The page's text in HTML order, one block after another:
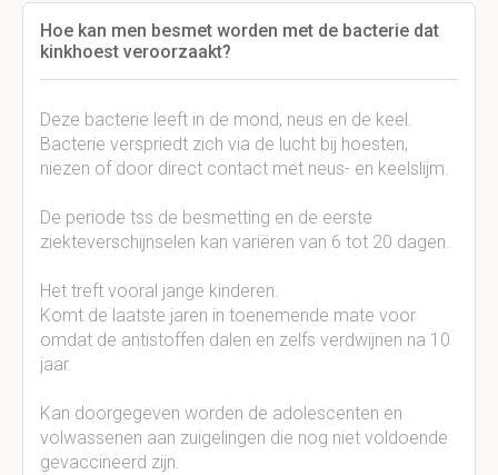
Hoe kan men besmet worden met de bacterie dat
kinkhoest veroorzaakt?
Deze bacterie leeft in de mond, neus en de keel.
Bacterie verspriedt zich via de lucht bij hoesten,
niezen of door direct contact met neus- en keelslijm.
De periode tss de besmetting en de eerste
ziekteverschijnselen kan variëren van 6 tot 20 dagen.
Het treft vooral jange kinderen.
Komt de laatste jaren in toenemende mate voor
omdat de antistoffen dalen en zelfs verdwijnen na 10
jaar.
Kan doorgegeven worden de adolescenten en
volwassenen aan zuigelingen die nog niet voldoende
gevaccineerd zijn.